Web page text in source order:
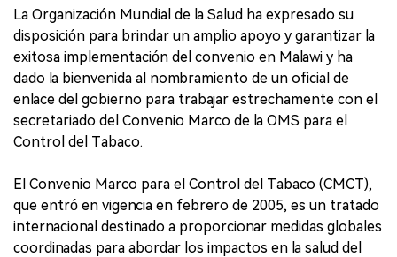
La Organización Mundial de la Salud ha expresado su
disposición para brindar un amplio apoyo y garantizar la
exitosa implementación del convenio en Malawi y ha
dado la bienvenida al nombramiento de un oficial de
enlace del gobierno para trabajar estrechamente con el
secretariado del Convenio Marco de la OMS para el
Control del Tabaco.
El Convenio Marco para el Control del Tabaco (CMCT),
que entró en vigencia en febrero de 2005, es un tratado
internacional destinado a proporcionar medidas globales
coordinadas para abordar los impactos en la salud del